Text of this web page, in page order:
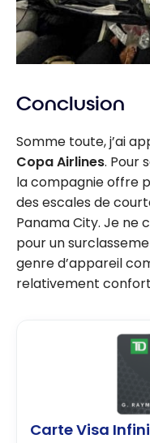
Conclusion
Somme toute, j’ai
Copa Airlines. Pour
la compagnie offre
des escales de
Panama City. Je ne
pour un
genre d’appareil
relativement
Carte Visa